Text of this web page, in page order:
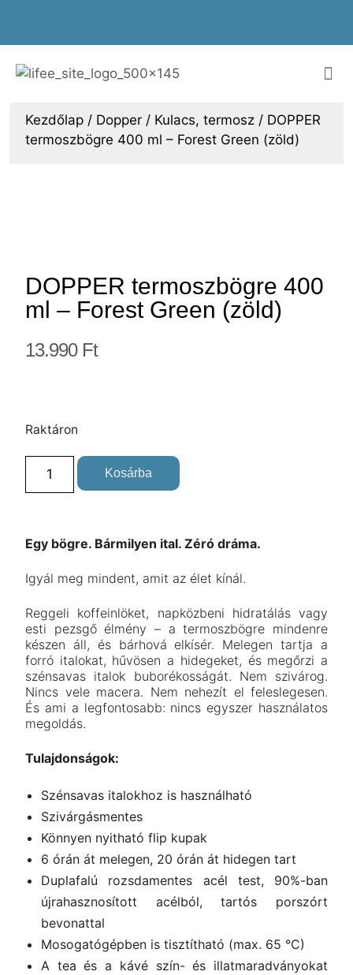
Kezdőlap / Dopper / Kulacs, termosz / DOPPER
termoszbögre 400 ml – Forest Green (zöld)
DOPPER termoszbögre 400
ml – Forest Green (zöld)
13.990 Ft
Raktáron
Kosárba
Egy bögre. Bármilyen ital. Zéró dráma.
Igyál meg mindent, amit az élet kínál.
Reggeli koffeinlöket, napközbeni hidratálás vagy
esti pezsgő élmény – a termoszbögre mindenre
készen áll, és bárhová elkísér. Melegen tartja a
forró italokat, hűvösen a hidegeket, és megőrzi a
szénsavas italok buborékosságát. Nem szivárog.
Nincs vele macera. Nem nehezít el feleslegesen.
És ami a legfontosabb: nincs egyszer használatos
megoldás.
Tulajdonságok:
Szénsavas italokhoz is használható
Szivárgásmentes
Könnyen nyitható flip kupak
6 órán át melegen, 20 órán át hidegen tart
Duplafalú rozsdamentes acél test, 90%-ban
újrahasznosított acélból, tartós porszórt
bevonattal
Mosogatógépben is tisztítható (max. 65 °C)
A tea és a kávé szín- és illatmaradványokat